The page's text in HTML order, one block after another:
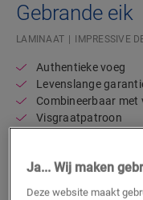
Gebrande eik
LAMINAAT IMPRESSIVE
Authentieke voeg
Levenslange
Combineerbaar met
Visgraatpatroon
42,95€/m²
Ja... Wij maken
Deze website maakt